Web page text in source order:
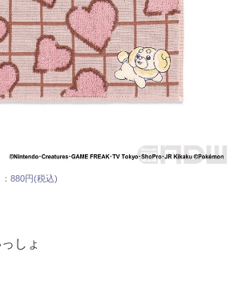
880円(税込)
しょ